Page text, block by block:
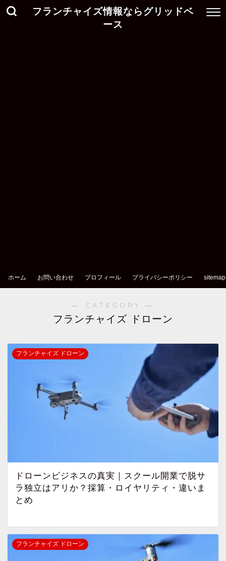
フランチャイズ情報ならグリッドベ
ース
ホーム お問い合わせ プロフィール プライバシーポリシー sitemap
― CATEGORY ―
フランチャイズ ドローン
フランチャイズ ドローン
ドローンビジネスの真実｜スクール開業で脱サ
ラ独立はアリか？採算・ロイヤリティ・違いま
とめ
フランチャイズ ドローン